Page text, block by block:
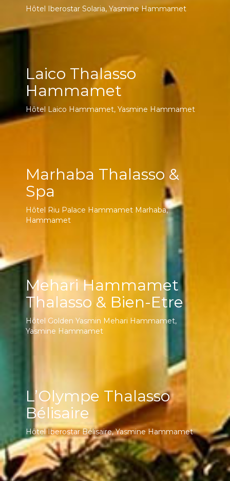
Hôtel Iberostar Solaria, Yasmine Hammamet
Laico Thalasso
Hammamet
Hôtel Laico Hammamet, Yasmine Hammamet
Marhaba Thalasso &
Spa
Hôtel Riu Palace Hammamet Marhaba,
Hammamet
Mehari Hammamet
Thalasso & Bien-Etre
Hôtel Golden Yasmin Mehari Hammamet,
Yasmine Hammamet
L’Olympe Thalasso
Bélisaire
Hôtel Iberostar Bélisaire, Yasmine Hammamet